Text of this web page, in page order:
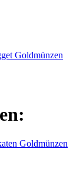
Goldmünzen
Goldmünzen